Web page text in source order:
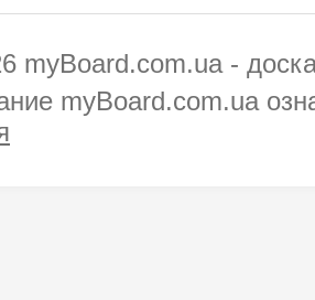
myBoard.com.ua -
myBoard.com.ua